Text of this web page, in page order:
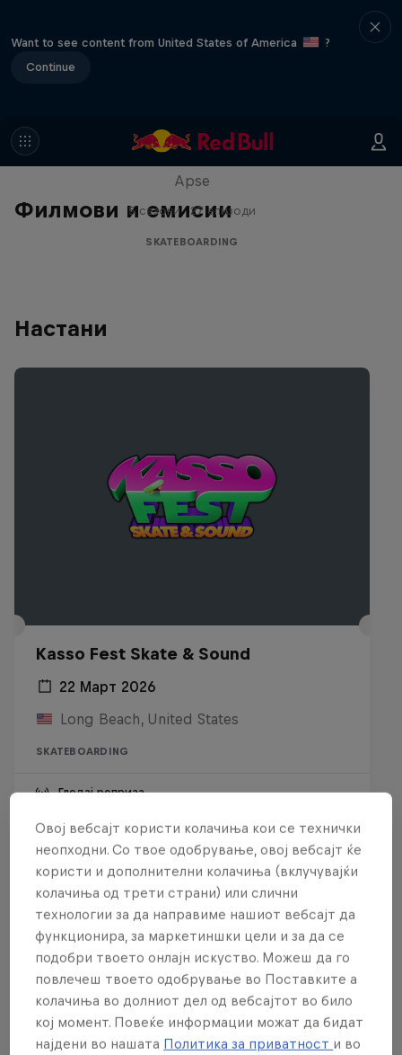
Want to see content from United States of America
?
Continue
Филмови и емисии
Skate Tales
Apse
5 сезони · 27 епизоди
SKATEBOARDING
Настани
Kasso Fest Skate & Sound
22 Март 2026
Long Beach, United States
SKATEBOARDING
Гледај реприза
Сакаш повеќе?
Skateboarding
Welcome to the Red Bull Skateboarding hub, your
source for skateboarding news, videos, rider …
Овој вебсајт користи колачиња кои се технички
неопходни. Со твое одобрување, овој вебсајт ќе
користи и дополнителни колачиња (вклучувајќи
колачиња од трети страни) или слични
технологии за да направиме нашиот вебсајт да
функционира, за маркетиншки цели и за да се
подобри твоето онлајн искуство. Можеш да го
повлечеш твоето одобрување во Поставките а
колачиња во долниот дел од вебсајтот во било
кој момент. Повеќе информации можат да бидат
најдени во нашата Политика за приватност и во